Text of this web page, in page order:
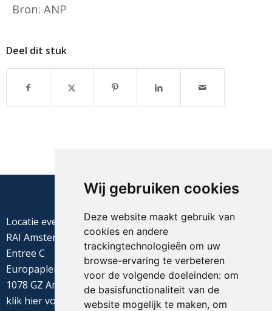
Wij gebruiken cookies
Deze website maakt gebruik van
cookies en andere
trackingtechnologieën om uw
browse-ervaring te verbeteren
voor de volgende doeleinden: om
de basisfunctionaliteit van de
website mogelijk te maken, om
Bron: ANP
Deel dit stuk
Locatie evenement
RAI Amsterdam
Entree C
Europaplein 22
1078 GZ Amsterdam
klik hiervoor de routebeschrijving